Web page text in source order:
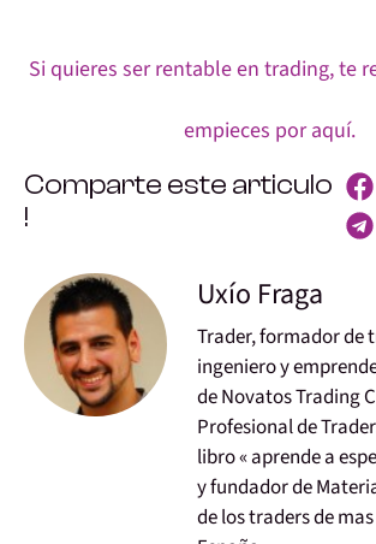
Si quieres ser rentable en trading, te
empieces por aquí.
Comparte este articulo
!
Uxío Fraga
Trader, formador de
ingeniero y
de Novatos Trading
Profesional de
libro « aprende a
y fundador de
de los traders de